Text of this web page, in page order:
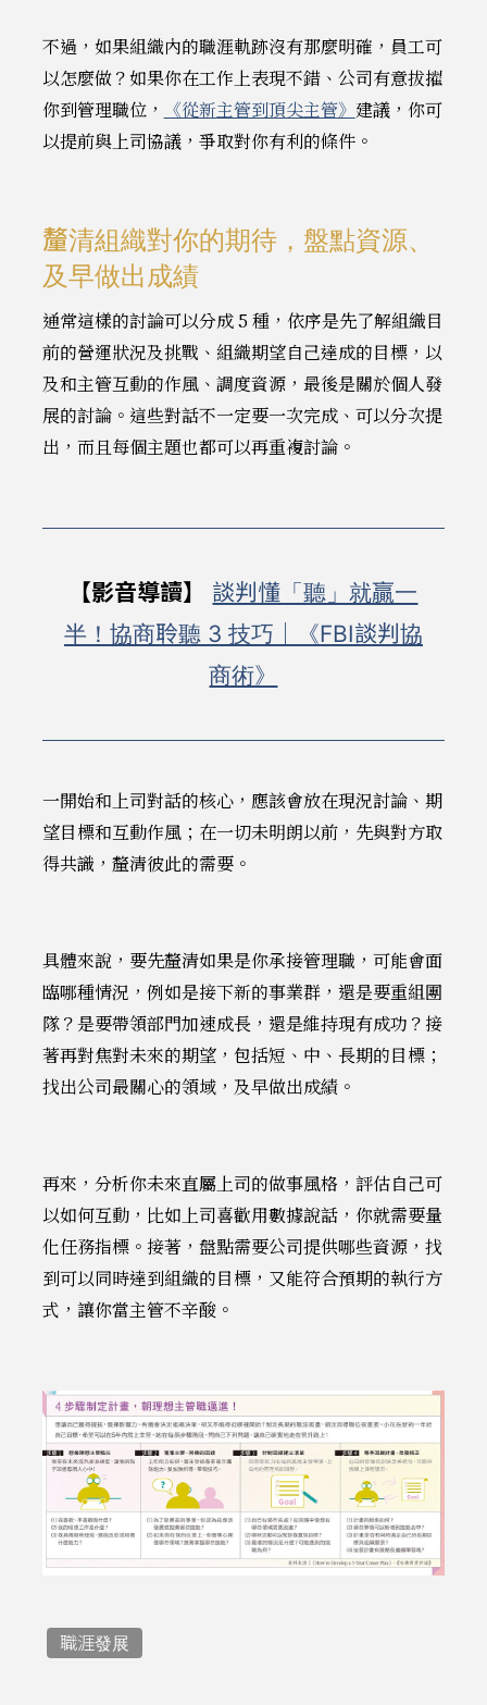
不過，如果組織內的職涯軌跡沒有那麼明確，員工可
以怎麼做？如果你在工作上表現不錯、公司有意拔擢
你到管理職位，
《從新主管到頂尖主管》 建議，你可
以提前與上司協議，爭取對你有利的條件。
釐清組織對你的期待，盤點資源、
及早做出成績
通常這樣的討論可以分成 5 種，依序是先了解組織目
前的營運狀況及挑戰、組織期望自己達成的目標，以
及和主管互動的作風、調度資源，最後是關於個人發
展的討論。這些對話不一定要一次完成、可以分次提
出，而且每個主題也都可以再重複討論。
【影音導讀】
談判懂「聽」就贏一
半！協商聆聽 3 技巧｜《FBI談判協
商術》
一開始和上司對話的核心，應該會放在現況討論、期
望目標和互動作風；在一切未明朗以前，先與對方取
得共識，釐清彼此的需要。
具體來說，要先釐清如果是你承接管理職，可能會面
臨哪種情況，例如是接下新的事業群，還是要重組團
隊？是要帶領部門加速成長，還是維持現有成功？接
著再對焦對未來的期望，包括短、中、長期的目標；
找出公司最關心的領域，及早做出成績。
再來，分析你未來直屬上司的做事風格，評估自己可
以如何互動，比如上司喜歡用數據說話，你就需要量
化任務指標。接著，盤點需要公司提供哪些資源，找
到可以同時達到組織的目標，又能符合預期的執行方
式，讓你當主管不辛酸。
職涯發展